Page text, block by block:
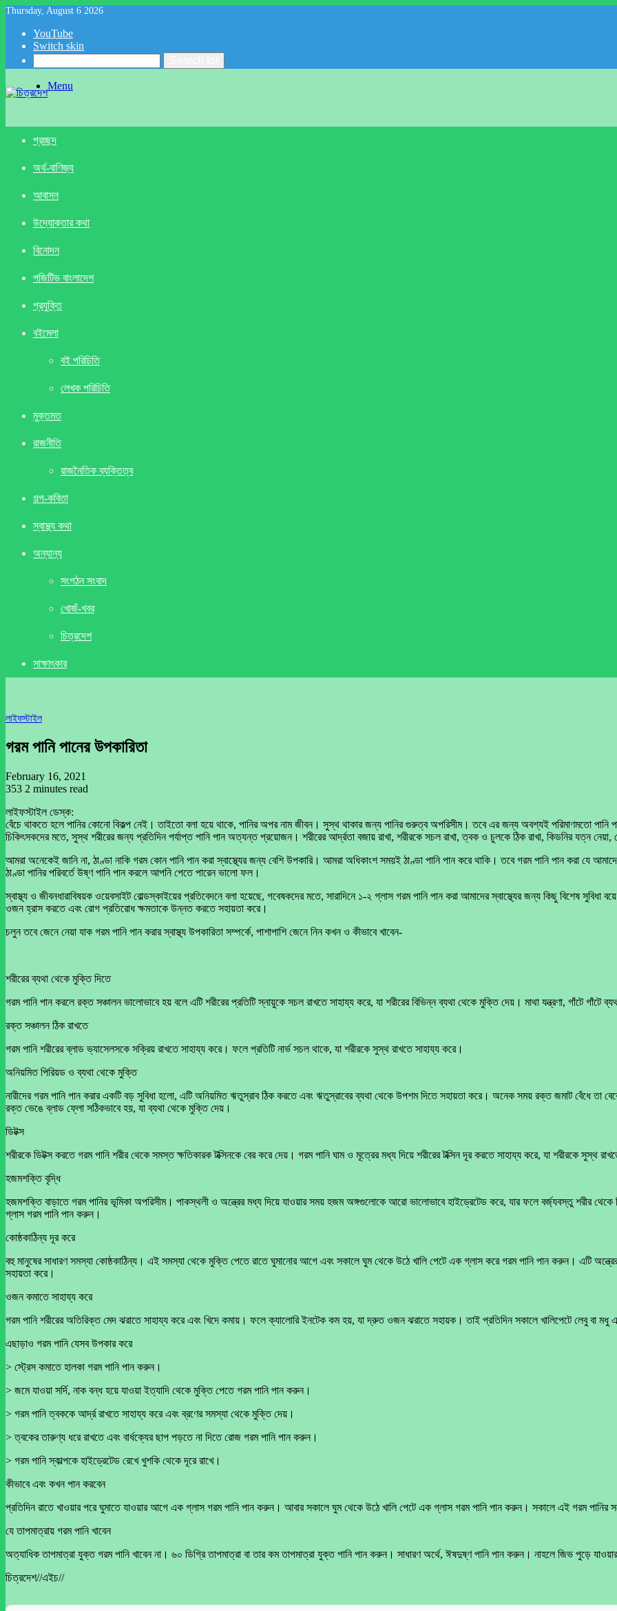
Thursday, August 6 2026
YouTube
Switch skin
Menu
প্রচ্ছদ
অর্থ-বাণিজ্য
আবাসন
উদ্যোক্তার কথা
বিনোদন
পজিটিভ বাংলাদেশ
প্রযুক্তি
বইমেলা
বই পরিচিতি
লেখক পরিচিতি
মুক্তমত
রাজনীতি
রাজনৈতিক ব্যক্তিত্ব
গল্প-কবিতা
স্বাস্থ্য কথা
অন্যান্য
সংগঠন সংবাদ
খােজঁ-খবর
চিত্রদেশ
সাক্ষাৎকার
লাইফস্টাইল
গরম পানি পানের উপকারিতা
February 16, 2021
353 2 minutes read
লাইফস্টাইল ডেস্ক:
বেঁচে থাকতে হলে পানির কোনো বিকল্প নেই। তাইতো বলা হয়ে থাকে, পানির অপর নাম জীবন। সুস্থ থাকার জন্য পানির গুরুত্ব অপরিসীম। তবে এর জন্য অবশ্যই পরিমাণমতো পানি
চিকিৎসকদের মতে, সুস্থ শরীরের জন্য প্রতিদিন পর্যাপ্ত পানি পান অত্যন্ত প্রয়োজন। শরীরের আর্দ্রতা বজায় রাখা, শরীরকে সচল রাখা, ত্বক ও চুলকে ঠিক রাখা, কিডনির যত্ন নেয়া,
আমরা অনেকেই জানি না, ঠাণ্ডা নাকি গরম কোন পানি পান করা স্বাস্থ্যের জন্য বেশি উপকারি। আমরা অধিকাংশ সময়ই ঠাণ্ডা পানি পান করে থাকি। তবে গরম পানি পান করা যে
ঠাণ্ডা পানির পরিবর্তে উষ্ণ পানি পান করলে আপনি পেতে পারেন ভালো ফল।
স্বাস্থ্য ও জীবনধারাবিষয়ক ওয়েবসাইট বোল্ডস্কাইয়ের প্রতিবেদনে বলা হয়েছে, গবেষকদের মতে, সারাদিনে ১-২ গ্লাস গরম পানি পান করা আমাদের স্বাস্থ্যের জন্য কিছু বিশেষ
ওজন হ্রাস করতে এবং রোগ প্রতিরোধ ক্ষমতাকে উন্নত করতে সহায়তা করে।
চলুন তবে জেনে নেয়া যাক গরম পানি পান করার স্বাস্থ্য উপকারিতা সম্পর্কে, পাশাপাশি জেনে নিন কখন ও কীভাবে খাবেন-
শরীরের ব্যথা থেকে মুক্তি দিতে
গরম পানি পান করলে রক্ত সঞ্চালন ভালোভাবে হয় বলে এটি শরীরের প্রতিটি স্নায়ুকে সচল রাখতে সাহায্য করে, যা শরীরের বিভিন্ন ব্যথা থেকে মুক্তি দেয়। মাথা যন্ত্রণা, গাঁটে গাঁটে
রক্ত সঞ্চালন ঠিক রাখতে
গরম পানি শরীরের ব্লাড ভ্যাসেলসকে সক্রিয় রাখতে সাহায্য করে। ফলে প্রতিটি নার্ভ সচল থাকে, যা শরীরকে সুস্থ রাখতে সাহায্য করে।
অনিয়মিত পিরিয়ড ও ব্যথা থেকে মুক্তি
নারীদের গরম পানি পান করার একটি বড় সুবিধা হলো, এটি অনিয়মিত ঋতুস্রাব ঠিক করতে এবং ঋতুস্রাবের ব্যথা থেকে উপশম দিতে সহায়তা করে। অনেক সময় রক্ত জমাট বেঁধে তা
রক্ত ভেঙে ব্লাড ফ্লো সঠিকভাবে হয়, যা ব্যথা থেকে মুক্তি দেয়।
ডিটক্স
শরীরকে ডিটক্স করতে গরম পানি শরীর থেকে সমস্ত ক্ষতিকারক টক্সিনকে বের করে দেয়। গরম পানি ঘাম ও মূত্রের মধ্য দিয়ে শরীরের টক্সিন দূর করতে সাহায্য করে, যা শরীরকে সুস্থ
হজমশক্তি বৃদ্ধি
হজমশক্তি বাড়াতে গরম পানির ভূমিকা অপরিসীম। পাকস্থলী ও অন্ত্রের মধ্য দিয়ে যাওয়ার সময় হজম অঙ্গগুলোকে আরো ভালোভাবে হাইড্রেটেড করে, যার ফলে বর্জ্যবস্তু শরীর
গ্লাস গরম পানি পান করুন।
কোষ্ঠকাঠিন্য দূর করে
বহু মানুষের সাধারণ সমস্যা কোষ্ঠকাঠিন্য। এই সমস্যা থেকে মুক্তি পেতে রাতে ঘুমানোর আগে এবং সকালে ঘুম থেকে উঠে খালি পেটে এক গ্লাস করে গরম পানি পান করুন। এটি
সহায়তা করে।
ওজন কমাতে সাহায্য করে
গরম পানি শরীরের অতিরিক্ত মেদ ঝরাতে সাহায্য করে এবং খিদে কমায়। ফলে ক্যালোরি ইনটেক কম হয়, যা দ্রুত ওজন ঝরাতে সহায়ক। তাই প্রতিদিন সকালে খালিপেটে লেবু বা মধু
এছাড়াও গরম পানি যেসব উপকার করে
> স্ট্রেস কমাতে হালকা গরম পানি পান করুন।
> জমে যাওয়া সর্দি, নাক বন্ধ হয়ে যাওয়া ইত্যাদি থেকে মুক্তি পেতে গরম পানি পান করুন।
> গরম পানি ত্বককে আর্দ্র রাখতে সাহায্য করে এবং ব্রণের সমস্যা থেকে মুক্তি দেয়।
> ত্বকের তারুণ্য ধরে রাখতে এবং বার্ধক্যের ছাপ পড়তে না দিতে রোজ গরম পানি পান করুন।
> গরম পানি স্কাল্পকে হাইড্রেটেড রেখে খুশকি থেকে দূরে রাখে।
কীভাবে এবং কখন পান করবেন
প্রতিদিন রাতে খাওয়ার পরে ঘুমাতে যাওয়ার আগে এক গ্লাস গরম পানি পান করুন। আবার সকালে ঘুম থেকে উঠে খালি পেটে এক গ্লাস গরম পানি পান করুন। সকালে এই গরম পানির
যে তাপমাত্রায় গরম পানি খাবেন
অত্যাধিক তাপমাত্রা যুক্ত গরম পানি খাবেন না। ৬০ ডিগ্রি তাপমাত্রা বা তার কম তাপমাত্রা যুক্ত পানি পান করুন। সাধারণ অর্থে, ঈষদুষ্ণ পানি পান করুন। নাহলে জিভ পুড়ে
চিত্রদেশ//এইচ//